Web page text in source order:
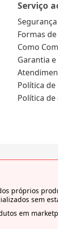
Serviço
Segurança
Formas
Como
Garantia
Política de
Política
próprios
sem
em